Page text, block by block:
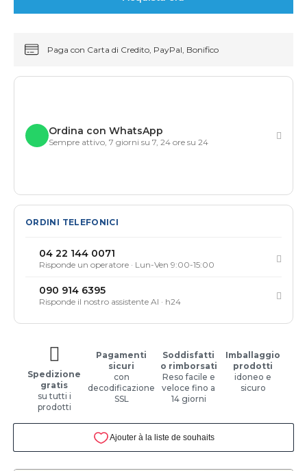
Paga con Carta di Credito, PayPal, Bonifico
Ordina con WhatsApp
Sempre attivo, 7 giorni su 7, 24 ore su 24
ORDINI TELEFONICI
04 22 144 0071
Risponde un operatore · Lun-Ven 9:00-15:00
090 914 6395
Risponde il nostro assistente AI · h24
Spedizione
gratis
su tutti i
prodotti
Pagamenti
sicuri
con
decodificazione
SSL
Soddisfatti
o rimborsati
Reso facile e
veloce fino a
14 giorni
Imballaggio
prodotti
idoneo e
sicuro